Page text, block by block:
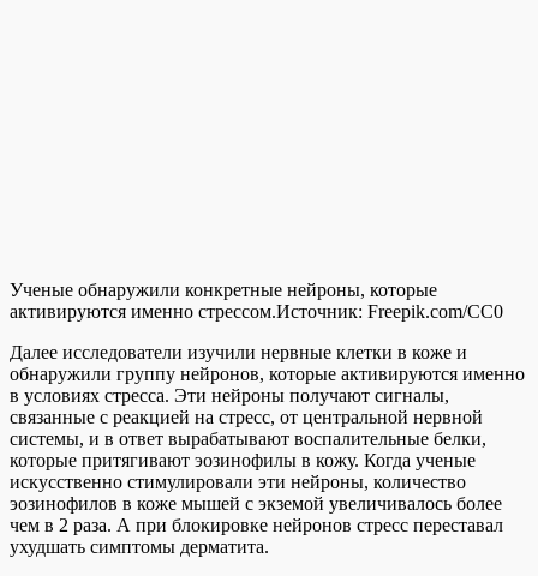
Ученые обнаружили конкретные нейроны, которые
активируются именно стрессом.Источник: Freepik.com/CC0
Далее исследователи изучили нервные клетки в коже и
обнаружили группу нейронов, которые активируются именно
в условиях стресса. Эти нейроны получают сигналы,
связанные с реакцией на стресс, от центральной нервной
системы, и в ответ вырабатывают воспалительные белки,
которые притягивают эозинофилы в кожу. Когда ученые
искусственно стимулировали эти нейроны, количество
эозинофилов в коже мышей с экземой увеличивалось более
чем в 2 раза. А при блокировке нейронов стресс переставал
ухудшать симптомы дерматита.